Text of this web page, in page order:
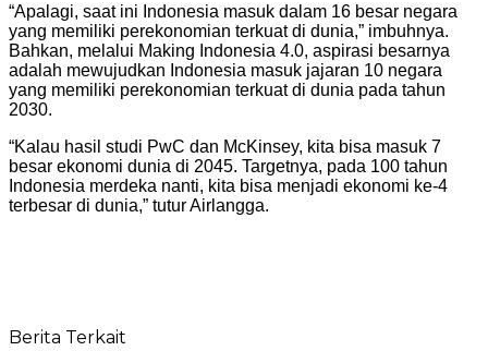
“Apalagi, saat ini Indonesia masuk dalam 16 besar negara
yang memiliki perekonomian terkuat di dunia,” imbuhnya.
Bahkan, melalui Making Indonesia 4.0, aspirasi besarnya
adalah mewujudkan Indonesia masuk jajaran 10 negara
yang memiliki perekonomian terkuat di dunia pada tahun
2030.
“Kalau hasil studi PwC dan McKinsey, kita bisa masuk 7
besar ekonomi dunia di 2045. Targetnya, pada 100 tahun
Indonesia merdeka nanti, kita bisa menjadi ekonomi ke-4
terbesar di dunia,” tutur Airlangga.
Berita Terkait